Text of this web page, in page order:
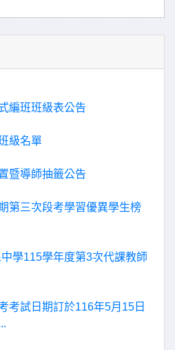
編班班級表公告
級名單
暨導師抽籤公告
第三次段考學習優異學生榜
學115學年度第3次代課教師
考試日期訂於116年5月15日